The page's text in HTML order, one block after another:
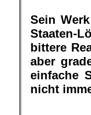
Sein
Staaten-
bittere
aber
einfache
nicht